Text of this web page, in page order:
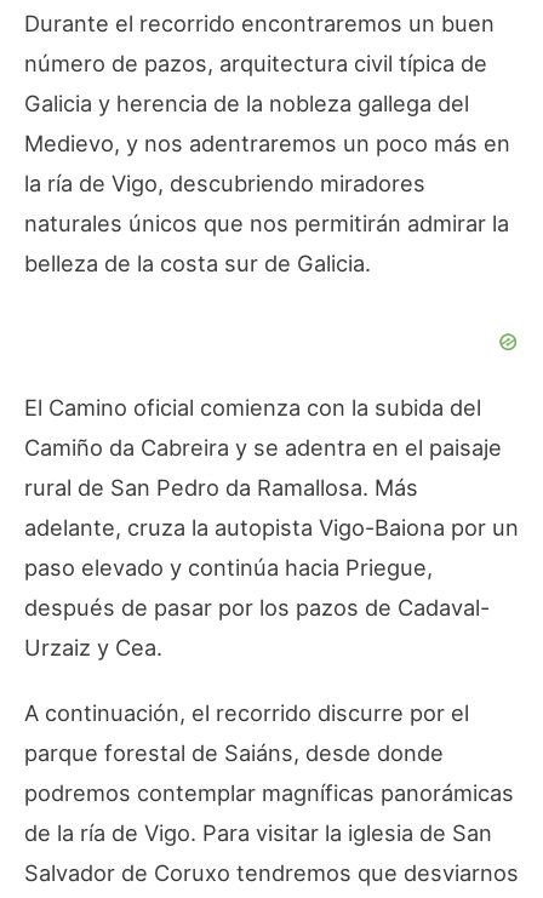
Durante el recorrido encontraremos un buen
número de pazos, arquitectura civil típica de
Galicia y herencia de la nobleza gallega del
Medievo, y nos adentraremos un poco más en
la ría de Vigo, descubriendo miradores
naturales únicos que nos permitirán admirar la
belleza de la costa sur de Galicia.
El Camino oficial comienza con la subida del
Camiño da Cabreira y se adentra en el paisaje
rural de San Pedro da Ramallosa. Más
adelante, cruza la autopista Vigo-Baiona por un
paso elevado y continúa hacia Priegue,
después de pasar por los pazos de Cadaval-
Urzaiz y Cea.
A continuación, el recorrido discurre por el
parque forestal de Saiáns, desde donde
podremos contemplar magníficas panorámicas
de la ría de Vigo. Para visitar la iglesia de San
Salvador de Coruxo tendremos que desviarnos